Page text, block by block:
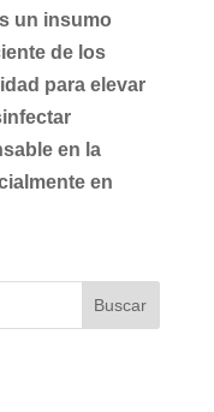
un insumo
de los
para elevar
en la
en
Buscar